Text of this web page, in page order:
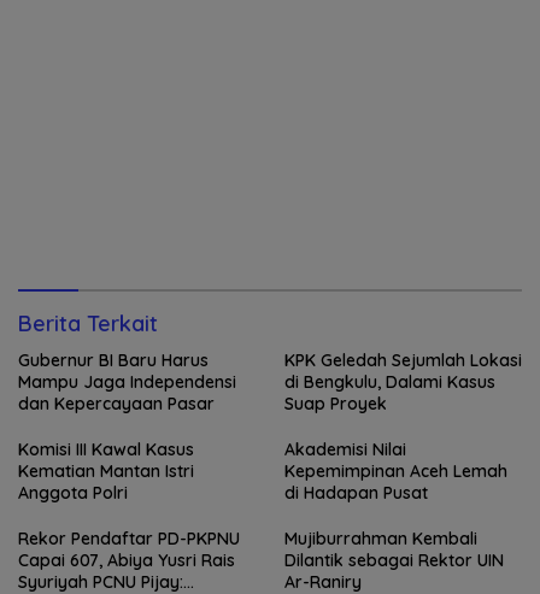
Berita Terkait
Gubernur BI Baru Harus
Mampu Jaga Independensi
dan Kepercayaan Pasar
KPK Geledah Sejumlah Lokasi
di Bengkulu, Dalami Kasus
Suap Proyek
Komisi III Kawal Kasus
Kematian Mantan Istri
Anggota Polri
Akademisi Nilai
Kepemimpinan Aceh Lemah
di Hadapan Pusat
Rekor Pendaftar PD-PKPNU
Capai 607, Abiya Yusri Rais
Syuriyah PCNU Pijay:
Mujiburrahman Kembali
Dilantik sebagai Rektor UIN
Ar-Raniry